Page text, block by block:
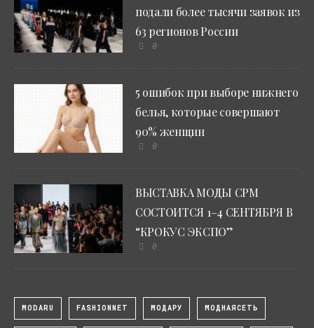
подали более тысячи заявок из
63 регионов России
0
5 ошибок при выборе нижнего
белья, которые совершают
90% женщин
0
ВЫСТАВКА МОДЫ CPM
СОСТОИТСЯ 1–4 СЕНТЯБРЯ В
“КРОКУС ЭКСПО”
0
MODARU FASHIONNET МОДАРУ МОДНАЯСЕТЬ